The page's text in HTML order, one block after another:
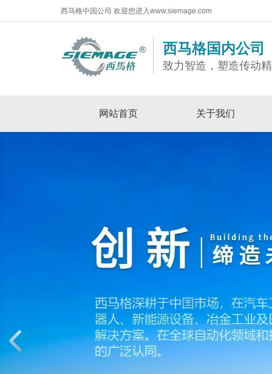
西马格中国公司 欢迎您进入www.siemage.com
西马格国内公司
致力智造，塑造传动
网站首页 关于我们